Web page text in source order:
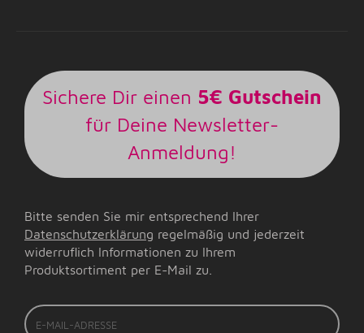
Sichere Dir einen 5€ Gutschein
für Deine Newsletter-
Anmeldung!
Bitte senden Sie mir entsprechend Ihrer
Datenschutzerklärung regelmäßig und jederzeit
widerruflich Informationen zu Ihrem
Produktsortiment per E-Mail zu.
E-
Mail-